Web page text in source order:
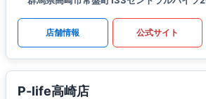
店舗情報 公式サイト
P-life高崎店